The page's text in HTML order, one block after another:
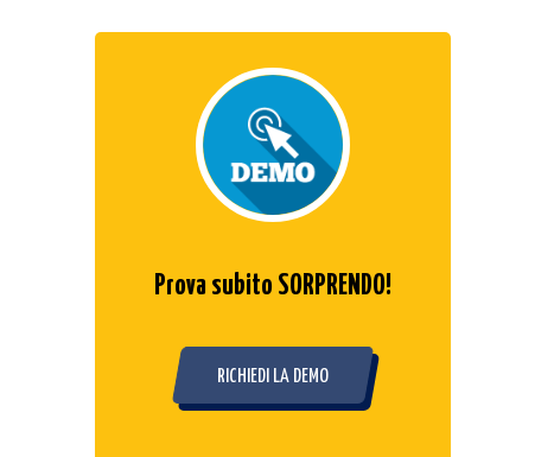
dell’istruzione e del lavoro.
Prova subito SORPRENDO!
RICHIEDI LA DEMO